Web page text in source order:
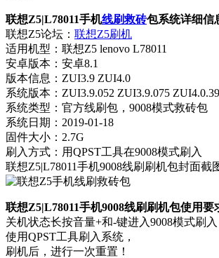
联想Z5|L78011手机线刷救砖包系统详细信
联想Z5论坛： 联想Z5刷机
适用机型：联想Z5 lenovo L78011
安卓版本：安卓8.1
版本信息：ZUI3.9 ZUI4.0
系统版本：ZUI3.9.052 ZUI3.9.075
系统类型：官方线刷包，9008模式救砖包
系统日期：2019-01-18
固件大小：2.7G
刷入方式：用QPST工具在9008模式刷入
联想Z5|L78011手机9008线刷刷机包封面截
联想Z5|L78011手机9008线刷刷机包使用要
关机状态长按音量+和-键进入9008模式刷入
使用QPST工具刷入系统，
刷机后，进行一次重置！